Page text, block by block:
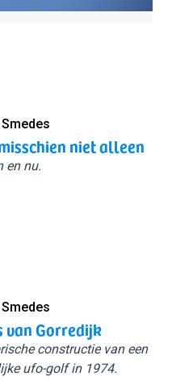
niet alleen
en nu.
van Gorredijk
constructie van een
ufo-golf in 1974.